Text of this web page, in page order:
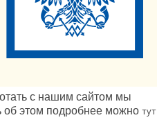
с нашим сайтом мы
об этом подробнее можно тут